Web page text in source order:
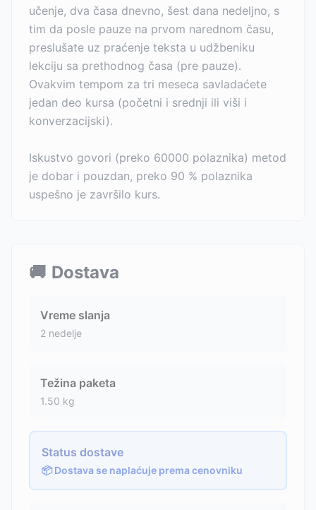
učenje, dva časa dnevno, šest dana nedeljno, s
tim da posle pauze na prvom narednom času,
preslušate uz praćenje teksta u udžbeniku
lekciju sa prethodnog časa (pre pauze).
Ovakvim tempom za tri meseca savladaćete
jedan deo kursa (početni i srednji ili viši i
konverzacijski).
Iskustvo govori (preko 60000 polaznika) metod
je dobar i pouzdan, preko 90 % polaznika
uspešno je završilo kurs.
🚚 Dostava
Vreme slanja
2 nedelje
Težina paketa
1.50 kg
Status dostave
📦 Dostava se naplaćuje prema cenovniku